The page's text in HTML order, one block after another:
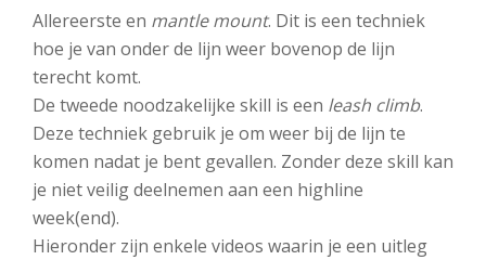
Allereerste en mantle mount. Dit is een techniek
hoe je van onder de lijn weer bovenop de lijn
terecht komt.
De tweede noodzakelijke skill is een leash climb.
Deze techniek gebruik je om weer bij de lijn te
komen nadat je bent gevallen. Zonder deze skill kan
je niet veilig deelnemen aan een highline
week(end).
Hieronder zijn enkele videos waarin je een uitleg